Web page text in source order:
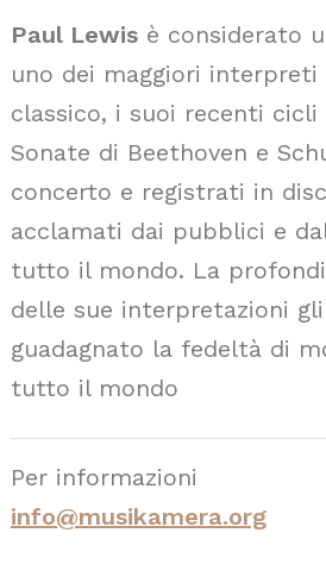
Paul Lewis è considerato
uno dei maggiori
classico, i suoi recenti
Sonate di Beethoven e
concerto e registrati in
acclamati dai pubblici e
tutto il mondo. La
delle sue interpretazioni
guadagnato la fedeltà di
tutto il mondo
Per informazioni
info@musikamera.org